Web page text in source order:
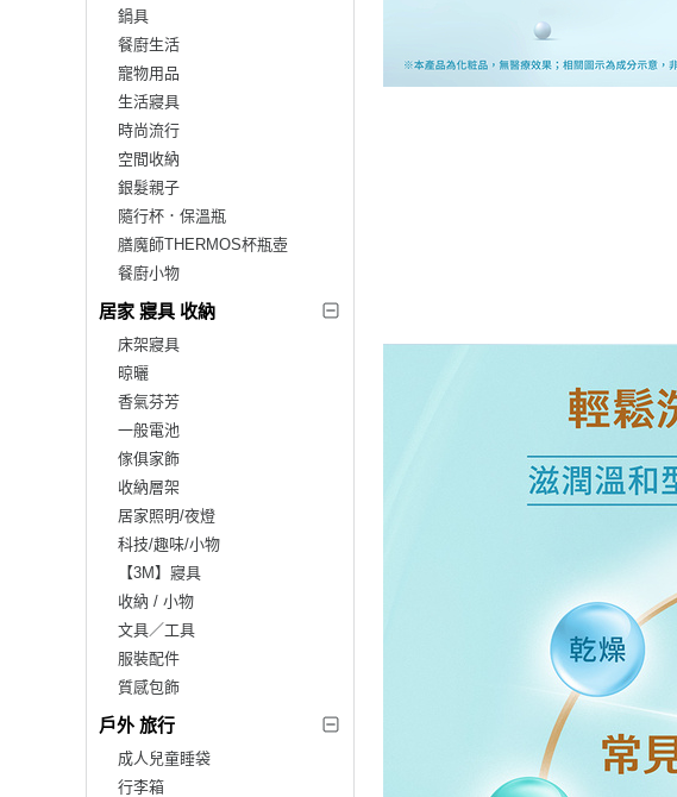
鍋具
餐廚生活
寵物用品
生活寢具
時尚流行
空間收納
銀髮親子
隨行杯．保溫瓶
膳魔師THERMOS杯瓶壺
餐廚小物
居家 寢具 收納
床架寢具
晾曬
香氣芬芳
一般電池
傢俱家飾
收納層架
居家照明/夜燈
科技/趣味/小物
【3M】寢具
收納 / 小物
文具／工具
服裝配件
質感包飾
戶外 旅行
成人兒童睡袋
行李箱